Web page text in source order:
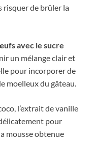
risquer de brûler la
avec le sucre
un mélange clair et
pour incorporer de
moelleux du gâteau.
l’extrait de vanille
pour
mousse obtenue